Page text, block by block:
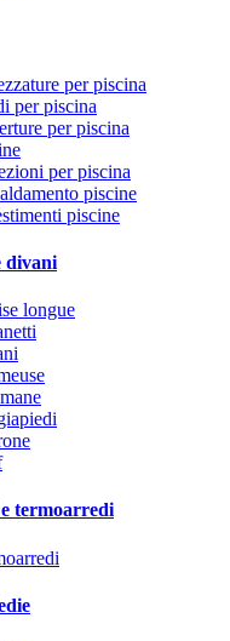
per piscina
per piscina
per piscina
per piscina
piscine
piscine
divani
longue
termoarredi